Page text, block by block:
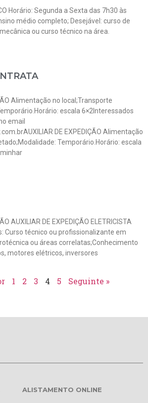
Horário: Segunda a Sexta das 7h30 às
médio completo; Desejável: curso de
ou curso técnico na área.
Alimentação no local;Transporte
escala 6×2Interessados
email
DE EXPEDIÇÃO Alimentação
Temporário.Horário: escala
AUXILIAR DE EXPEDIÇÃO ELETRICISTA
Curso técnico ou profissionalizante em
ou áreas correlatas;Conhecimento
motores elétricos, inversores
1 2 3 4 5 Seguinte »
ALISTAMENTO ONLINE